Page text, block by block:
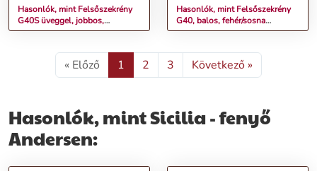
Hasonlók, mint Felsőszekrény
G40S üveggel, jobbos,
fehér/sosna Andersen, SICILIA
Hasonlók, mint Felsőszekrény
G40, balos, fehér/sosna
Andersen, SICILIA
« Előző 1 2 3 Következő »
Hasonlók, mint Sicilia - fenyő
Andersen: